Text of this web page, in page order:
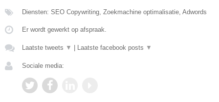
Diensten: SEO Copywriting, Zoekmachine optimalisatie, Adwords
Er wordt gewerkt op afspraak.
Laatste tweets ▼ Laatste facebook posts ▼
Sociale media: